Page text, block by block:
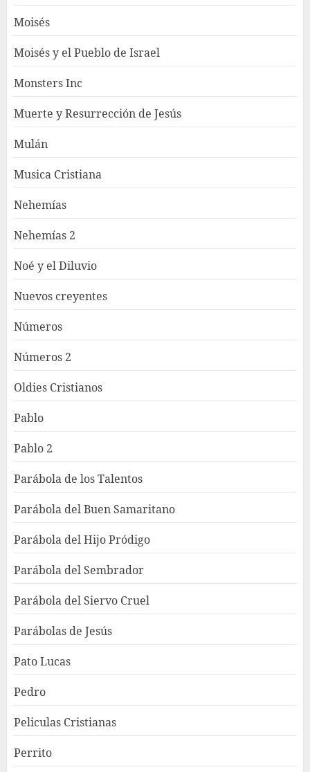
Moisés
Moisés y el Pueblo de Israel
Monsters Inc
Muerte y Resurrección de Jesús
Mulán
Musica Cristiana
Nehemías
Nehemías 2
Noé y el Diluvio
Nuevos creyentes
Números
Números 2
Oldies Cristianos
Pablo
Pablo 2
Parábola de los Talentos
Parábola del Buen Samaritano
Parábola del Hijo Pródigo
Parábola del Sembrador
Parábola del Siervo Cruel
Parábolas de Jesús
Pato Lucas
Pedro
Peliculas Cristianas
Perrito